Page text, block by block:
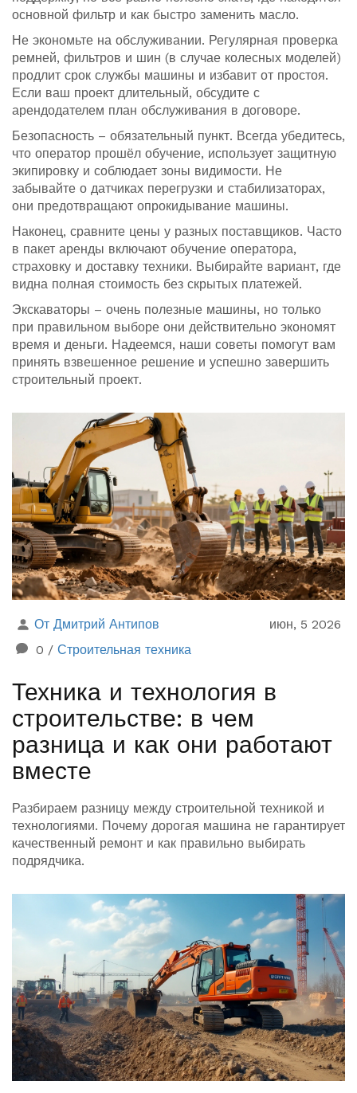
основной фильтр и как быстро заменить масло.
Не экономьте на обслуживании. Регулярная проверка
ремней, фильтров и шин (в случае колесных моделей)
продлит срок службы машины и избавит от простоя.
Если ваш проект длительный, обсудите с
арендодателем план обслуживания в договоре.
Безопасность – обязательный пункт. Всегда убедитесь,
что оператор прошёл обучение, использует защитную
экипировку и соблюдает зоны видимости. Не
забывайте о датчиках перегрузки и стабилизаторах,
они предотвращают опрокидывание машины.
Наконец, сравните цены у разных поставщиков. Часто
в пакет аренды включают обучение оператора,
страховку и доставку техники. Выбирайте вариант, где
видна полная стоимость без скрытых платежей.
Экскаваторы – очень полезные машины, но только
при правильном выборе они действительно экономят
время и деньги. Надеемся, наши советы помогут вам
принять взвешенное решение и успешно завершить
строительный проект.
От Дмитрий Антипов
июн, 5 2026
0 / Строительная техника
Техника и технология в
строительстве: в чем
разница и как они работают
вместе
Разбираем разницу между строительной техникой и
технологиями. Почему дорогая машина не гарантирует
качественный ремонт и как правильно выбирать
подрядчика.